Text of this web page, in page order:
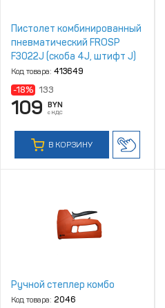
Пистолет комбинированный
пневматический FROSP
F3022J (скоба 4J, штифт J)
Код товара: 413649
-18% 133
109 BYN
с НДС
В КОРЗИНУ
Ручной степлер комбо
Код товара: 2046